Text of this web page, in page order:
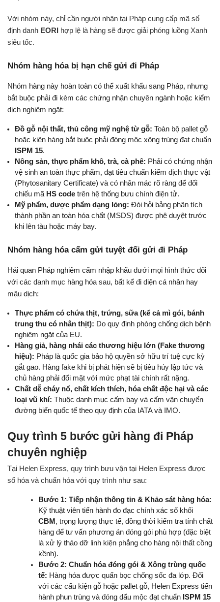
Với nhóm này, chỉ cần người nhận tại Pháp cung cấp mã số
định danh EORI
hợp lệ là hàng sẽ được giải phóng luồng Xanh
siêu tốc.
Nhóm hàng hóa bị hạn chế gửi đi Pháp
Nhóm hàng này hoàn toàn có thể xuất khẩu sang Pháp, nhưng
bắt buộc phải đi kèm các chứng nhận chuyên ngành hoặc kiểm
dịch nghiêm ngặt:
Đồ gỗ nội thất, thủ công mỹ nghệ từ gỗ: Toàn bộ pallet gỗ
ISPM 15.
Nông sản, thực phẩm khô, trà, cà phê: Phải có chứng nhận
vệ sinh an toàn thực phẩm, đạt tiêu chuẩn kiểm dịch thực vật
(Phytosanitary Certificate) và có nhãn mác rõ ràng để đối
chiếu mã HS code trên hệ thống bưu chính điện tử.
Mỹ phẩm, dược phẩm dạng lỏng: Đòi hỏi bảng phân tích
thành phần an toàn hóa chất (MSDS) được phê duyệt trước
khi lên tàu hoặc máy bay.
Nhóm hàng hóa cấm gửi tuyệt đối gửi đi Pháp
Hải quan Pháp nghiêm cấm nhập khẩu dưới mọi hình thức đối
với các danh mục hàng hóa sau, bất kể đi diện cá nhân hay
mậu dịch:
Thực phẩm có chứa thịt, trứng, sữa (kể cả mì gói, bánh
trung thu có nhân thịt): Do quy định phòng chống dịch bệnh
nghiêm ngặt của EU.
Hàng giả, hàng nhái các thương hiệu lớn (Fake thương
hiệu): Pháp là quốc gia bảo hộ quyền sở hữu trí tuệ cực kỳ
gắt gao. Hàng fake khi bị phát hiện sẽ bị tiêu hủy lập tức và
chủ hàng phải đối mặt với mức phạt tài chính rất nặng.
Chất dễ cháy nổ, chất kích thích, hóa chất độc hại và các
loại vũ khí: Thuộc danh mục cấm bay và cấm vận chuyển
đường biển quốc tế theo quy định của IATA và IMO.
Quy trình 5 bước gửi hàng đi Pháp
chuyên nghiệp
Tại Helen Express, quy trình bưu vận tại Helen Express được
số hóa và chuẩn hóa với quy trình như sau:
Bước 1: Tiếp nhận thông tin & Khảo sát hàng hóa:
CBM , trọng lượng thực tế, đồng thời kiểm tra tính chất
hàng để tư vấn phương án đóng gói phù hợp (đặc biệt
là xử lý tháo dỡ linh kiện phẳng cho hàng nội thất cồng
kềnh).
Bước 2: Chuẩn hóa đóng gói & Xông trùng quốc
tế: Hàng hóa được quấn bọc chống sốc đa lớp. Đối
với các cấu kiện gỗ hoặc pallet gỗ, Helen Express tiến
hành phun trùng và đóng dấu mộc đạt chuẩn ISPM 15